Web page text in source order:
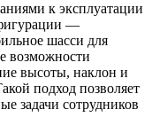
к эксплуатации
—
шасси для
возможности
высоты, наклон и
подход позволяет
задачи сотрудников